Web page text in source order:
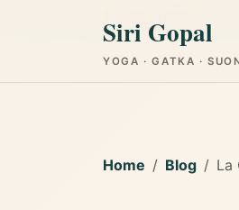
Siri Gopal
YOGA · GATKA ·
Home Blog La